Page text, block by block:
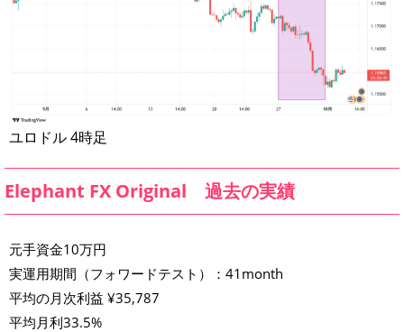
ユロドル 4時足
Elephant FX Original 過去の実績
元手資金10万円
実運用期間（フォワードテスト）：41month
平均の月次利益 ¥35,787
平均月利33.5%